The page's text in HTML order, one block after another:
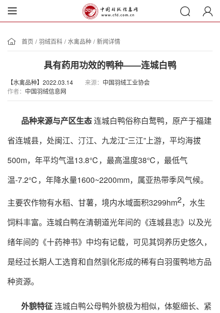
首页 / 羽绒百科 / 水禽品种 / 新闻详情
具有药用功效的鸭种——连城白鸭
【水禽品种】2022.03.14 来源： 中国羽绒工业协会
作者： 中国羽绒信息网
品种来源与产区生态连城白鸭俗称白鹜鸭，原产于福建
省连城县，处闽江、汀江、九龙江“三江”上游，平均海拔
500m，年平均气温13.8℃，最高温度38℃，最低气
温-7.2℃，年降水量1600~2200mm，属亚热带季风气候。
主要农作物有水稻、甘薯，境内水域面积3299hm2，水生
饲料丰富。连城白鸭在清朝道光年间的《连城县志》以及光
绪年间的《十药神书》中均有记载，可见其饲养历史悠久，
是经过长期人工选育和自然驯化形成的稀有白羽蛋鸭地方品
种资源。
外貌特征连城白鸭公母鸭外貌极为相似，体躯细长、紧